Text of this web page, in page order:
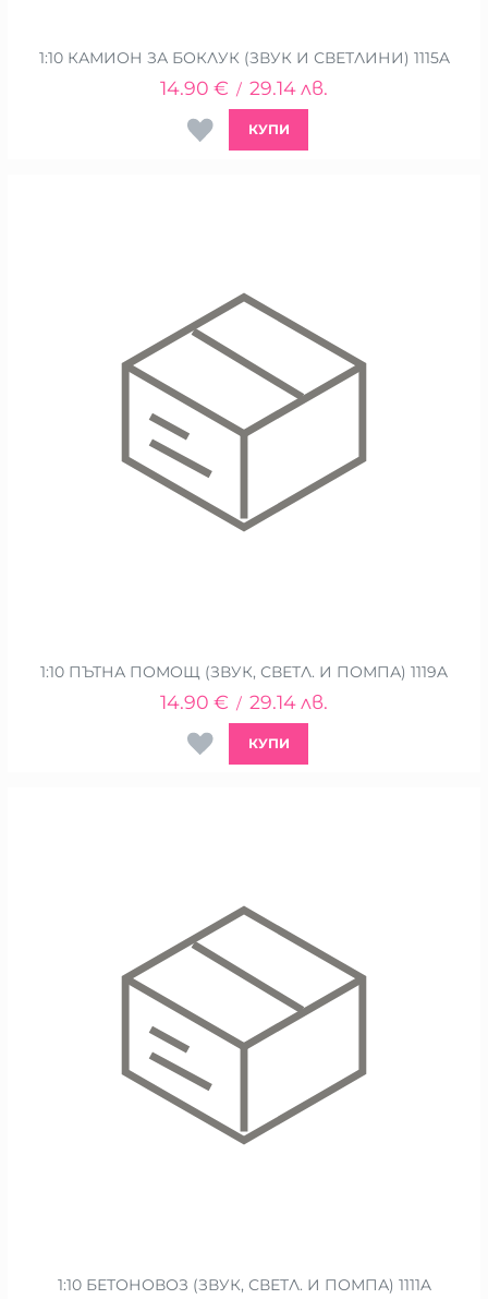
1:10 КАМИОН ЗА БОКЛУК (ЗВУК И СВЕТЛИНИ) 1115A
14.90 € / 29.14лв.
КУПИ
1:10 ПЪТНА ПОМОЩ (ЗВУК, СВЕТЛ. И ПОМПА) 1119A
14.90 € / 29.14лв.
КУПИ
1:10 БЕТОНОВОЗ (ЗВУК, СВЕТЛ. И ПОМПА) 1111A